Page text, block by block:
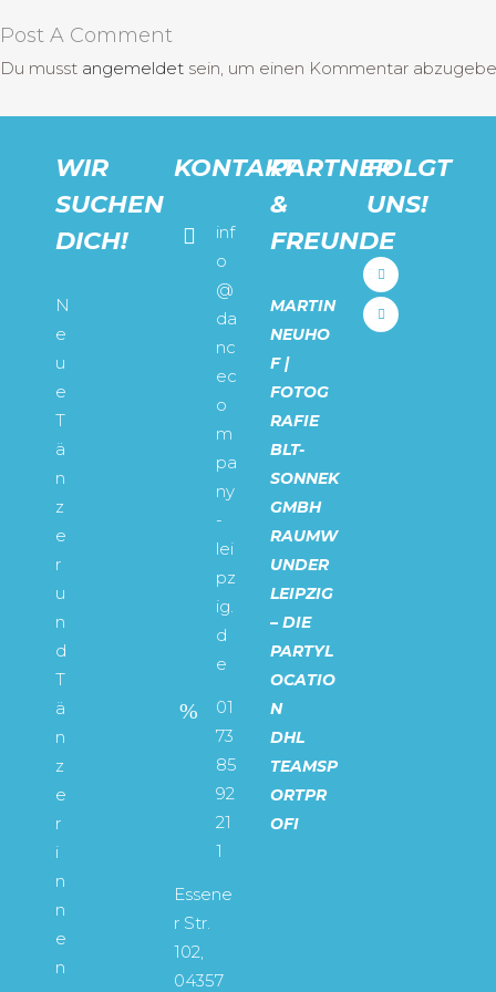
Post A Comment
Du musst angemeldet sein, um einen Kommentar
WIR
SUCHEN
DICH!
N
e
u
e
T
ä
n
z
e
r
u
n
d
T
ä
n
z
e
r
i
n
n
e
n
KONTAKT
inf
o
@
da
nc
ec
o
m
pa
ny
-
lei
pz
ig.
d
e
01
73
85
92
21
1
Essene
r Str.
102,
04357
PARTNER
&
FREUNDE
MARTIN
NEUHO
F |
FOTOG
RAFIE
BLT-
SONNEK
GMBH
RAUMW
UNDER
LEIPZIG
– DIE
PARTYL
OCATIO
N
DHL
TEAMSP
ORTPR
OFI
FOLGT
UNS!